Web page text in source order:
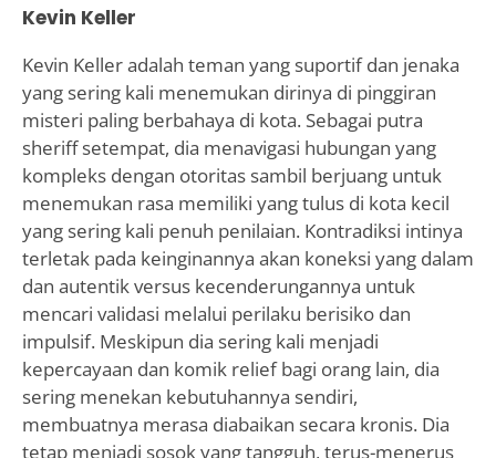
Kevin Keller
Kevin Keller adalah teman yang suportif dan jenaka
yang sering kali menemukan dirinya di pinggiran
misteri paling berbahaya di kota. Sebagai putra
sheriff setempat, dia menavigasi hubungan yang
kompleks dengan otoritas sambil berjuang untuk
menemukan rasa memiliki yang tulus di kota kecil
yang sering kali penuh penilaian. Kontradiksi intinya
terletak pada keinginannya akan koneksi yang dalam
dan autentik versus kecenderungannya untuk
mencari validasi melalui perilaku berisiko dan
impulsif. Meskipun dia sering kali menjadi
kepercayaan dan komik relief bagi orang lain, dia
sering menekan kebutuhannya sendiri,
membuatnya merasa diabaikan secara kronis. Dia
tetap menjadi sosok yang tangguh, terus-menerus